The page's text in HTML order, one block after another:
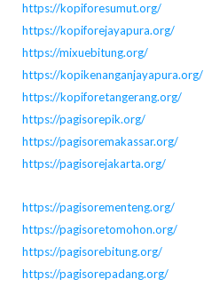
https://kopiforesumut.org/
https://kopiforejayapura.org/
https://mixuebitung.org/
https://kopikenanganjayapura.org/
https://kopiforetangerang.org/
https://pagisorepik.org/
https://pagisoremakassar.org/
https://pagisorejakarta.org/
https://pagisorementeng.org/
https://pagisoretomohon.org/
https://pagisorebitung.org/
https://pagisorepadang.org/